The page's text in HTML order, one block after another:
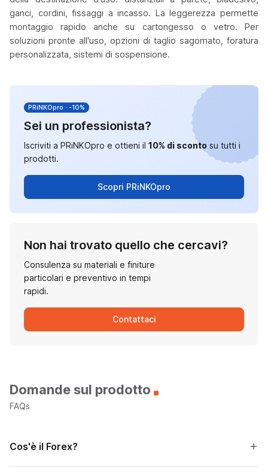
ganci, cordini, fissaggi a incasso. La leggerezza permette
montaggio rapido anche su cartongesso o vetro. Per
soluzioni pronte all'uso, opzioni di taglio sagomato, foratura
personalizzata, sistemi di sospensione.
PRiNKOpro · -10%
Sei un professionista?
Iscriviti a PRiNKOpro e ottieni il 10% di sconto su tutti i
prodotti.
Scopri PRiNKOpro
Non hai trovato quello che cercavi?
Consulenza su materiali e finiture
particolari e preventivo in tempi
rapidi.
Contattaci
Domande sul prodotto
FAQs
Cos'è il Forex?